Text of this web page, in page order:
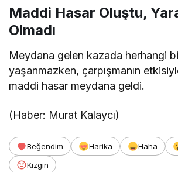
Maddi Hasar Oluştu,
Olmadı
Meydana gelen kazada herhangi
yaşanmazken, çarpışmanın
maddi hasar meydana geldi.
(Haber: Murat Kalaycı)
Beğendim Harika Haha
Kızgın